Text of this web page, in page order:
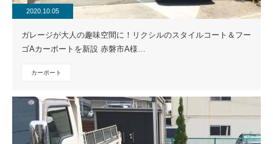
2020.10.05
ガレージが大人の趣味空間に！リクシルのスタイルコート＆フー
ゴAカーポートを新設 赤磐市A様…
カーポート